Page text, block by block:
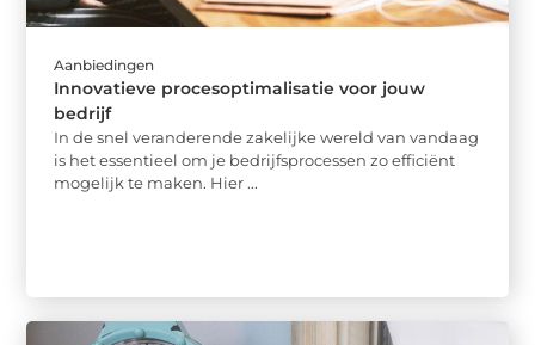
Aanbiedingen
Innovatieve procesoptimalisatie voor jouw
bedrijf
In de snel veranderende zakelijke wereld van vandaag
is het essentieel om je bedrijfsprocessen zo efficiënt
mogelijk te maken. Hier ...